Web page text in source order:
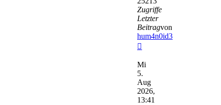
Zugriffe
Letzter
Beitragvon
hum4n0id3
Beitrag
Mi
5.
Aug
2026,
13:41